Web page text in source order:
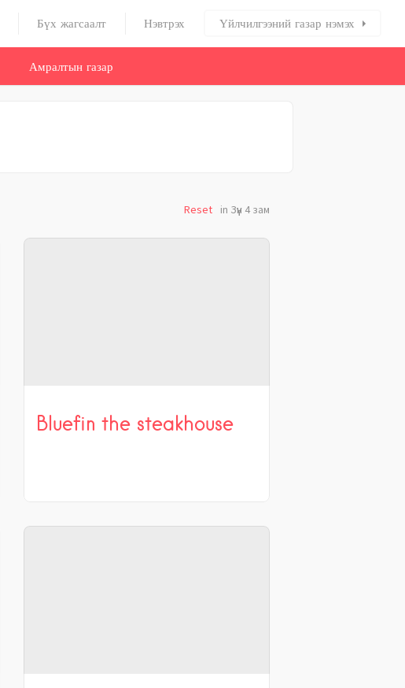
Бүх жагсаалт Нэвтрэх Үйлчилгээний газар нэмэх
Амралтын газар
in Зүүн 4 зам
Reset
Bluefin the steakhouse